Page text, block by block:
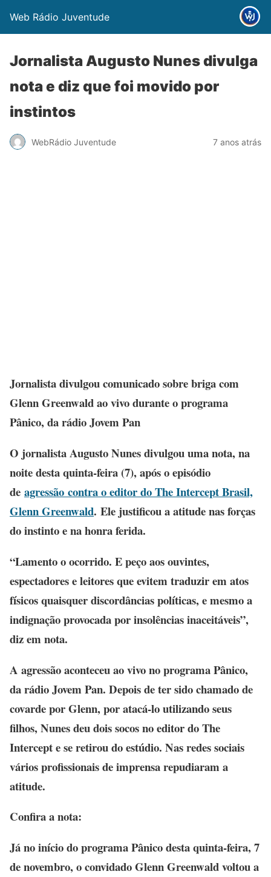
Web Rádio Juventude
Jornalista Augusto Nunes divulga
nota e diz que foi movido por
instintos
WebRádio Juventude 7 anos atrás
Jornalista divulgou comunicado sobre briga com
Glenn Greenwald ao vivo durante o programa
Pânico, da rádio Jovem Pan
O jornalista Augusto Nunes divulgou uma nota, na
noite desta quinta-feira (7), após o episódio
de agressão contra o editor do The Intercept Brasil,
Glenn Greenwald. Ele justificou a atitude nas forças
do instinto e na honra ferida.
“Lamento o ocorrido. E peço aos ouvintes,
espectadores e leitores que evitem traduzir em atos
físicos quaisquer discordâncias políticas, e mesmo a
indignação provocada por insolências inaceitáveis”,
diz em nota.
A agressão aconteceu ao vivo no programa Pânico,
da rádio Jovem Pan. Depois de ter sido chamado de
covarde por Glenn, por atacá-lo utilizando seus
filhos, Nunes deu dois socos no editor do The
Intercept e se retirou do estúdio. Nas redes sociais
vários profissionais de imprensa repudiaram a
atitude.
Confira a nota:
Já no início do programa Pânico desta quinta-feira, 7
de novembro, o convidado Glenn Greenwald voltou a